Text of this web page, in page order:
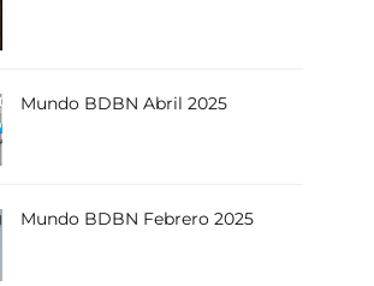
Mundo BDBN Abril 2025
Mundo BDBN Febrero 2025